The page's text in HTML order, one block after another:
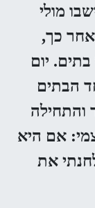
מולי
אחר כך,
יום
הבתים
אם היא
את